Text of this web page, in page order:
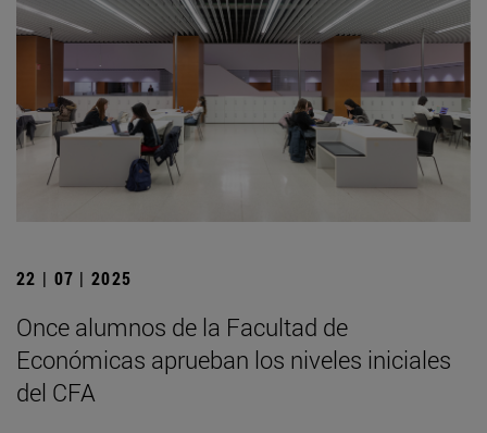
22 | 07 | 2025
Once alumnos de la Facultad de
Económicas aprueban los niveles iniciales
del CFA